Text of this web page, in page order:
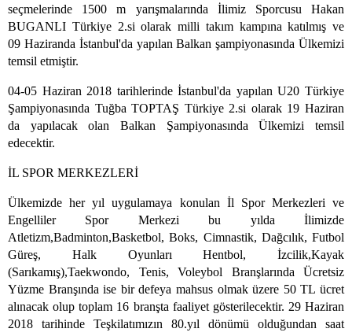
seçmelerinde 1500 m yarışmalarında İlimiz Sporcusu Hakan
BUGANLI Türkiye 2.si olarak milli takım kampına katılmış ve
09 Haziranda İstanbul'da yapılan Balkan şampiyonasında Ülkemizi
temsil etmiştir.
04-05 Haziran 2018 tarihlerinde İstanbul'da yapılan U20 Türkiye
Şampiyonasında Tuğba TOPTAŞ Türkiye 2.si olarak 19 Haziran
da yapılacak olan Balkan ŞampiyonasındaÜlkemizi temsil
edecektir.
İL SPOR MERKEZLERİ
Ülkemizde her yıl uygulamaya konulan İl Spor Merkezleri ve
Engelliler Spor Merkezibu yılda İlimizde
Atletizm,Badminton,Basketbol, Boks, Cimnastik, Dağcılık, Futbol
Güreş, Halk Oyunları Hentbol, İzcilik,Kayak
(Sarıkamış),Taekwondo, Tenis, Voleybol Branşlarında Ücretsiz
Yüzme Branşında ise bir defeya mahsus olmak üzere 50 TL ücret
alınacak oluptoplam 16 branşta faaliyet gösterilecektir. 29 Haziran
2018 tarihinde Teşkilatımızın 80.yıl dönümü olduğundan saat